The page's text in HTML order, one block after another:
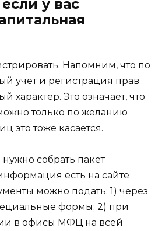
у вас
Напомним, что по
учет и регистрация прав
характер. Это означает, что
только по желанию
это тоже касается.
собрать пакет
есть на сайте
можно подать: 1) через
формы; 2) при
в офисы МФЦ на всей